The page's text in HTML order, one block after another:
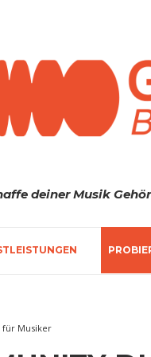
deiner Musik
für Musiker